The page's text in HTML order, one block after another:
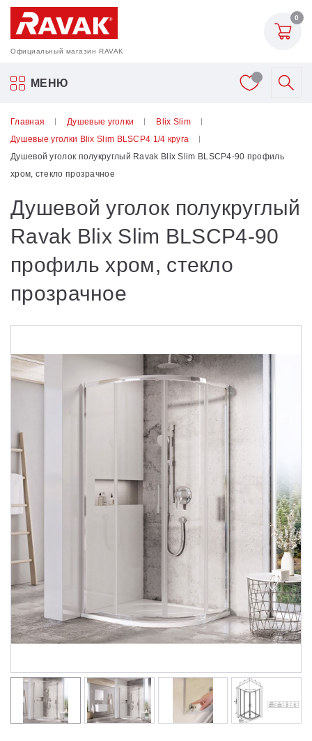
Официальный магазин RAVAK
0
МЕНЮ
Акриловые ванны Ravak
Шторки для ванн
Аксессуары
Унитазы и биде
Душевые двери
Поддоны для душа
Сиденья OVO для душевых уголков
Полотенцесушители
Гидромассаж для ванны
Душевые каналы
Умывальники
Средства ухода
Главная Душевые уголки
Blix Slim
Душевые уголки Blix Slim BLSCP4 1/4 круга
Душевой уголок полукруглый Ravak Blix Slim BLSCP4-90 профиль
хром, стекло прозрачное
Душевой уголок полукруглый
Ravak Blix Slim BLSCP4-90
профиль хром, стекло
прозрачное